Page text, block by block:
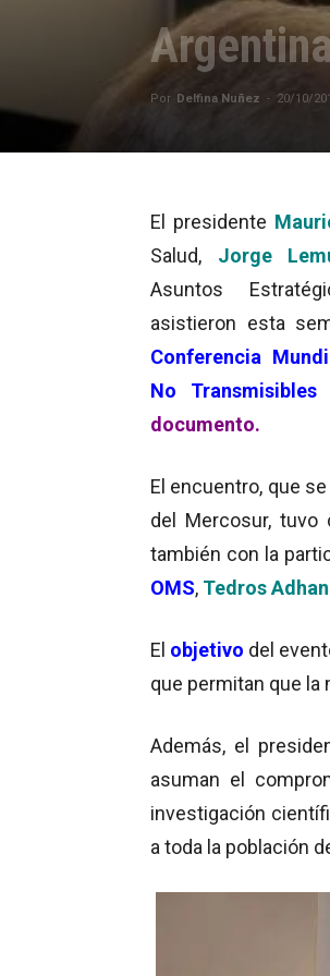
Por Delfina Nuñez - 20/10/
El presidente
Salud, Jorge
Asuntos
asistieron esta
Conferencia
No Transmisibles
documento.
El encuentro, que
del Mercosur, tuvo
también con la
OMS, Tedros
El objetivo del
que permitan que la
Además, el
asuman el
investigación
a toda la población